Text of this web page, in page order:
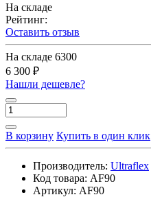
На складе
Рейтинг:
Оставить отзыв
На складе 6300
6 300 ₽
Нашли дешевле?
В корзину Купить в один клик
Производитель: Ultraflex
Код товара: AF90
Артикул: AF90